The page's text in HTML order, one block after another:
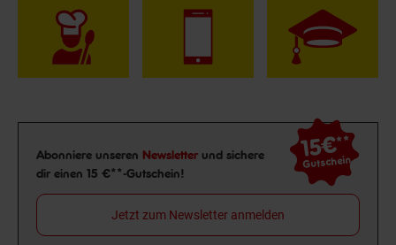
Newsletter Anmeldung
Abonniere unseren Newsletter und sichere
dir einen 15 €**-Gutschein!
15€**
Gutschein
Jetzt zum Newsletter anmelden